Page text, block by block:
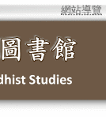
網站導覽